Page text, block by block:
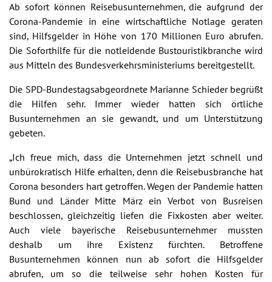
Ab sofort können Reisebusunternehmen, die aufgrund der
Corona-Pandemie in eine wirtschaftliche Notlage geraten
sind, Hilfsgelder in Höhe von 170 Millionen Euro abrufen.
Die Soforthilfe für die notleidende Bustouristikbranche wird
aus Mitteln des Bundesverkehrsministeriums bereitgestellt.
Die SPD-Bundestagsabgeordnete Marianne Schieder begrüßt
die Hilfen sehr. Immer wieder hatten sich örtliche
Busunternehmen an sie gewandt, und um Unterstützung
gebeten.
„Ich freue mich, dass die Unternehmen jetzt schnell und
unbürokratisch Hilfe erhalten, denn die Reisebusbranche hat
Corona besonders hart getroffen. Wegen der Pandemie hatten
Bund und Länder Mitte März ein Verbot von Busreisen
beschlossen, gleichzeitig liefen die Fixkosten aber weiter.
Auch viele bayerische Reisebusunternehmer mussten
deshalb um ihre Existenz fürchten. Betroffene
Busunternehmen können nun ab sofort die Hilfsgelder
abrufen, um so die teilweise sehr hohen Kosten für